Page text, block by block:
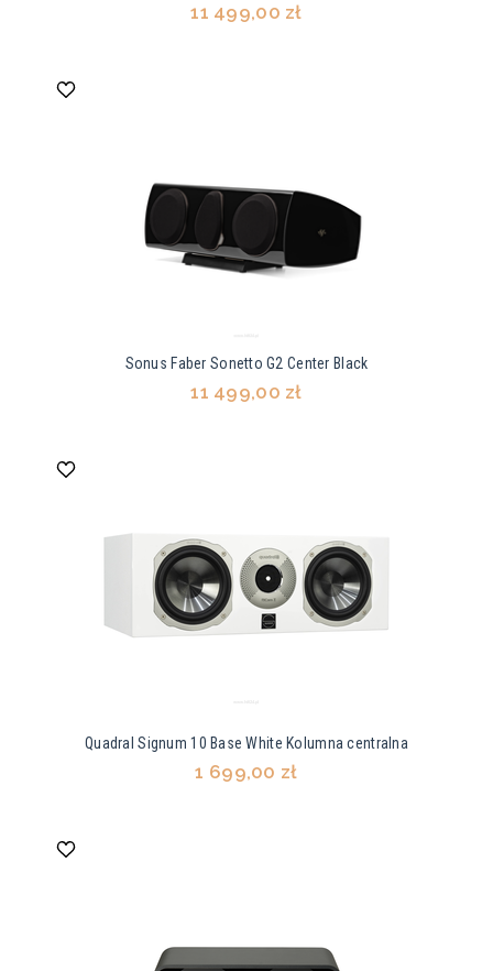
11 499,00 zł
Sonus Faber Sonetto G2 Center Black
11 499,00 zł
Quadral Signum 10 Base White Kolumna centralna
1 699,00 zł